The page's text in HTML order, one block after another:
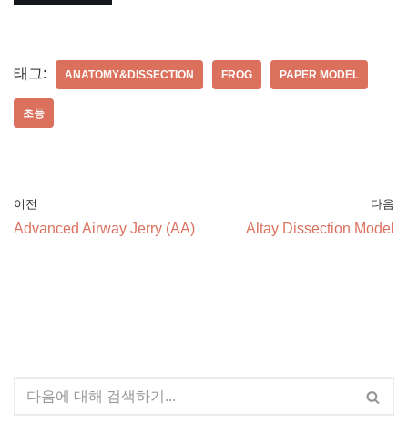
태그: ANATOMY&DISSECTION FROG PAPER MODEL
초등
이전
Advanced Airway Jerry (AA)
다음
Altay Dissection Model